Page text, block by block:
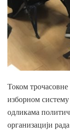
Током
изборном
одликама
организацији